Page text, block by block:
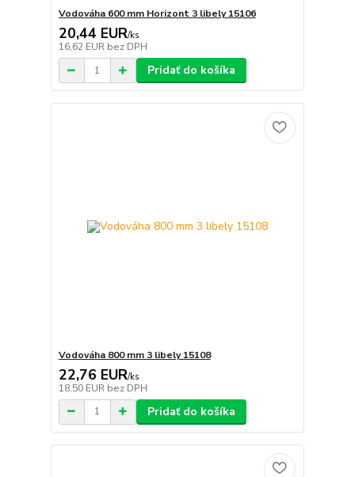
Vodováha 600 mm Horizont 3 libely 15106
20,44 EUR/ks
16,62 EUR bez DPH
Pridať do košíka
Vodováha 800 mm 3 libely 15108
22,76 EUR/ks
18,50 EUR bez DPH
Pridať do košíka